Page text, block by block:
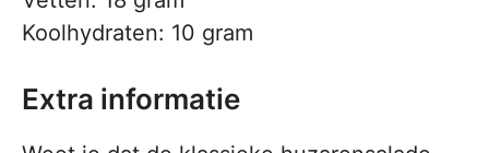
Koolhydraten: 10 gram
Extra informatie